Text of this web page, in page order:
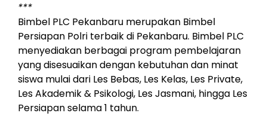
***
Bimbel PLC Pekanbaru merupakan Bimbel
Persiapan Polri terbaik di Pekanbaru. Bimbel PLC
menyediakan berbagai program pembelajaran
yang disesuaikan dengan kebutuhan dan minat
siswa mulai dari Les Bebas, Les Kelas, Les Private,
Les Akademik & Psikologi, Les Jasmani, hingga Les
Persiapan selama 1 tahun.